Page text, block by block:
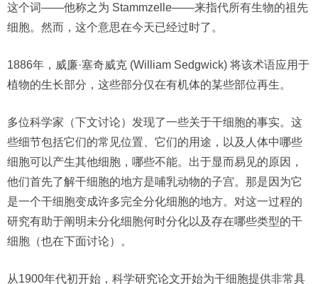
这个词——他称之为 Stammzelle——来指代所有生物的祖先
细胞。然而，这个意思在今天已经过时了。
1886年，威廉·塞奇威克 (William Sedgwick) 将该术语应用于
植物的生长部分，这些部分仅在有机体的某些部位再生。
多位科学家（下文讨论）发现了一些关于干细胞的事实。这
些细节包括它们的常见位置、它们的用途，以及人体中哪些
细胞可以产生其他细胞，哪些不能。出于显而易见的原因，
他们首先了解干细胞的地方是哺乳动物的子宫。那是因为它
是一个干细胞变成许多完全分化细胞的地方。对这一过程的
研究有助于阐明未分化细胞何时分化以及存在哪些类型的干
细胞（也在下面讨论）。
从1900年代初开始，科学研究论文开始为干细胞提供非常具